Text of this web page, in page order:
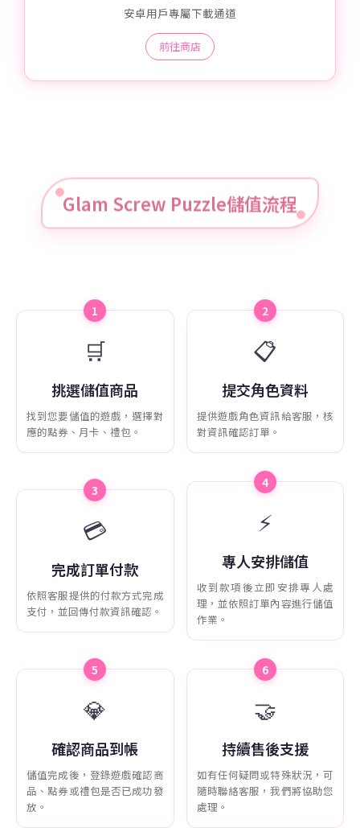
安卓用戶專屬下載通道
前往商店
Glam Screw Puzzle儲值流程
1
🛒
挑選儲值商品
找到您要儲值的遊戲，選擇對
應的點券、月卡、禮包。
2
📋
提交角色資料
提供遊戲角色資訊給客服，核
對資訊確認訂單。
3
💳
完成訂單付款
依照客服提供的付款方式完成
支付，並回傳付款資訊確認。
4
⚡
專人安排儲值
收到款項後立即安排專人處
理，並依照訂單內容進行儲值
作業。
5
💎
確認商品到帳
儲值完成後，登錄遊戲確認商
品、點券或禮包是否已成功發
放。
6
🤝
持續售後支援
如有任何疑問或特殊狀況，可
隨時聯絡客服，我們將協助您
處理。